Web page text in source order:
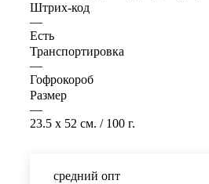
Штрих-код
—
Есть
Транспортировка
—
Гофрокороб
Размер
—
23.5 x 52 см. / 100 г.
средний опт